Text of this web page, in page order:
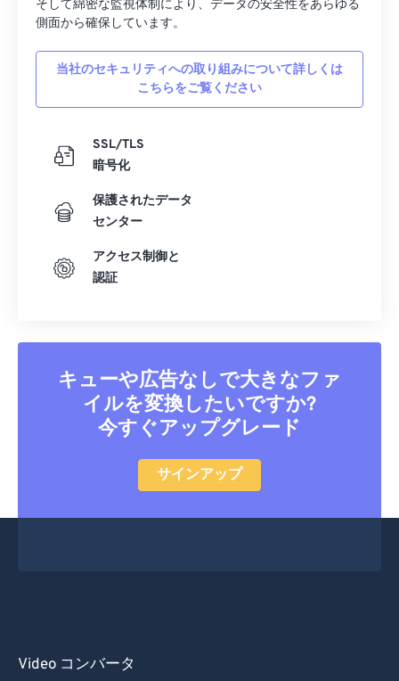
そして綿密な監視体制により、データの安全性をあらゆる
側面から確保しています。
当社のセキュリティへの取り組みについて詳しくは
こちらをご覧ください
SSL/TLS
暗号化
保護されたデータ
センター
アクセス制御と
認証
キューや広告なしで大きなファ
イルを変換したいですか?
今すぐアップグレード
サインアップ
Video コンバータ